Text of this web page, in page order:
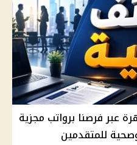
عبر فرصنا برواتب مجزية
للمتقدمين